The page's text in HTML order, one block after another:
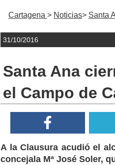
Cartagena Noticias Santa
31/10/2016
Santa Ana
el Campo de
A la Clausura acudió el
concejala Mª José Soler,